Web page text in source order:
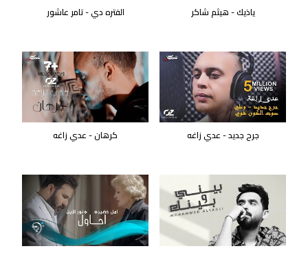
ياذيك - هيثم شاكر الفتره دي - تامر عاشور
جرح جديد - عدي زاغه كرهان - عدي زاغه